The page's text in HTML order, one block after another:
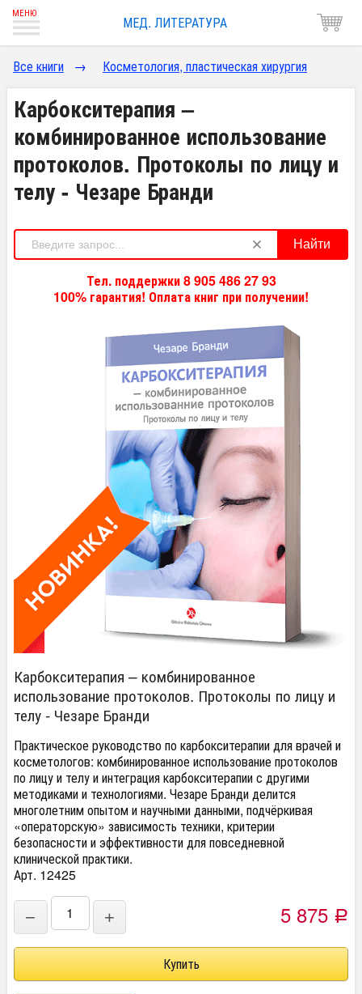
МЕД. ЛИТЕРАТУРА
Все книги → Косметология, пластическая хирургия
Карбокситерапия –
комбинированное использование
протоколов. Протоколы по лицу и
телу - Чезаре Бранди
Найти
Тел. поддержки 8 905 486 27 93
100% гарантия! Оплата книг при получении!
Карбокситерапия – комбинированное
использование протоколов. Протоколы по лицу и
телу - Чезаре Бранди
Практическое руководство по карбокситерапии для врачей и
косметологов: комбинированное использование протоколов
по лицу и телу и интеграция карбокситерапии с другими
методиками и технологиями. Чезаре Бранди делится
многолетним опытом и научными данными, подчёркивая
«операторскую» зависимость техники, критерии
безопасности и эффективности для повседневной
клинической практики.
Арт. 12425
− + 5 875 Р